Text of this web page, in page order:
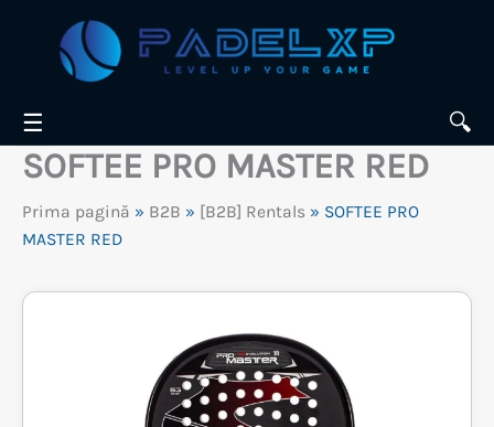
☰ 🔍
SOFTEE PRO MASTER RED
Prima pagină » B2B » [B2B] Rentals » SOFTEE PRO
MASTER RED